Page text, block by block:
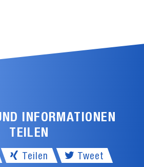
INFORMATIONEN
TEILEN
Teilen Tweet